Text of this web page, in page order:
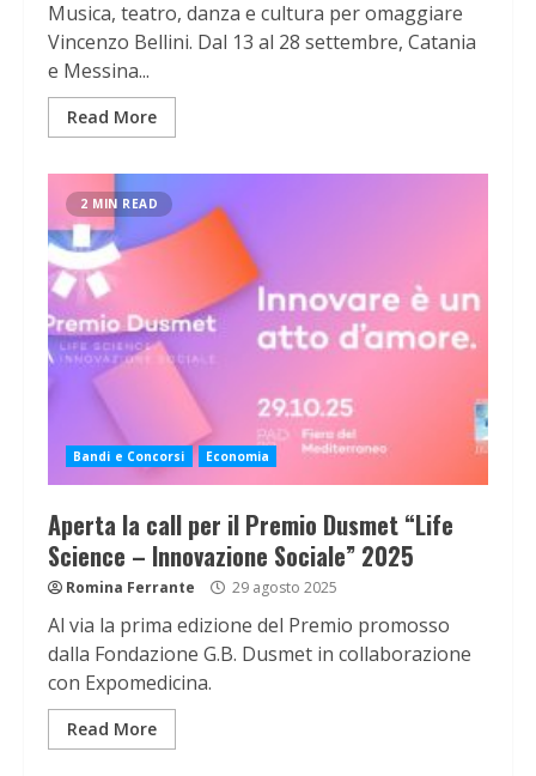
Musica, teatro, danza e cultura per omaggiare
Vincenzo Bellini. Dal 13 al 28 settembre, Catania
e Messina...
Read More
2 MIN READ
Bandi e Concorsi Economia
Aperta la call per il Premio Dusmet “Life
Science – Innovazione Sociale” 2025
Romina Ferrante 29 agosto 2025
Al via la prima edizione del Premio promosso
dalla Fondazione G.B. Dusmet in collaborazione
con Expomedicina.
Read More